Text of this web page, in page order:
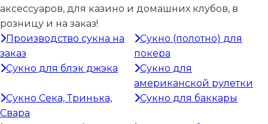
аксессуаров, для казино и домашних клубов, в
розницу и на заказ!
Производство сукна на
заказ
Сукно (полотно) для
покера
Сукно для блэк джэка
Сукно для
американской рулетки
Сукно Сека, Тринька,
Свара
Сукно для баккары